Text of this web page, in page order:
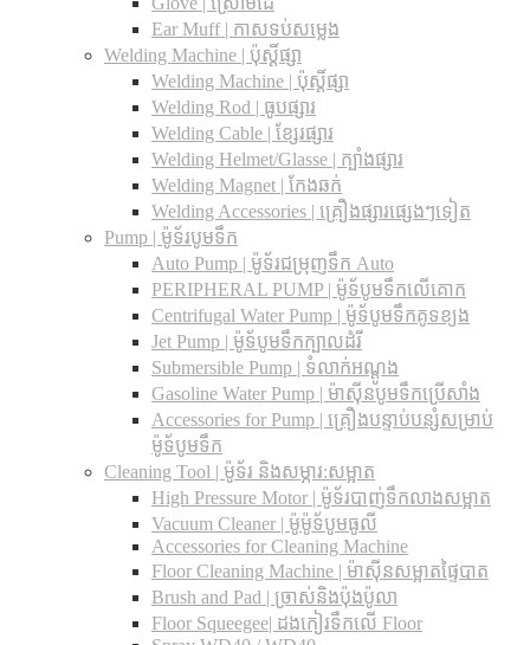
Ear Muff | កាសទប់សម្លេង
Welding Machine | ប៉ុស្តិ៍ផ្សា
Welding Machine | ប៉ុស្តិ៍ផ្សា
Welding Rod | ធូបផ្សារ
Welding Cable | ខ្សែរផ្សារ
Welding Helmet/Glasse | ក្បាំងផ្សារ
Welding Magnet | កែងឆក់
Welding Accessories | គ្រឿងផ្សារផ្សេងៗទៀត
Pump | ម៉ូទ័របូមទឹក
Auto Pump | ម៉ូទ័រជម្រុញទឹក Auto
PERIPHERAL PUMP | ម៉ូទ័បូមទឹកលើគោក
Centrifugal Water Pump | ម៉ូទ័បូមទឹកគូទខ្យង
Jet Pump | ម៉ូទ័បូមទឹកក្បាលដំរី
Submersible Pump | ទំលាក់អណ្តូង
Gasoline Water Pump | ម៉ាស៊ីនបូមទឹកប្រើសាំង
Accessories for Pump | គ្រឿងបន្ទាប់បន្សំសម្រាប់
ម៉ូទ័បូមទឹក
Cleaning Tool | ម៉ូទ័រ និងសម្ភារ:សម្អាត
High Pressure Motor | ម៉ូទ័របាញ់ទឹកលាងសម្អាត
Vacuum Cleaner | ម៉ូម៉ូទ័បូមធូលី
Accessories for Cleaning Machine
Floor Cleaning Machine | ម៉ាស៊ីនសម្អាតផ្ទៃបាត
Brush and Pad | ច្រាស់និងប៉ុងប៉ូលា
Floor Squeegee| ដងកៀរទឺកលើ Floor